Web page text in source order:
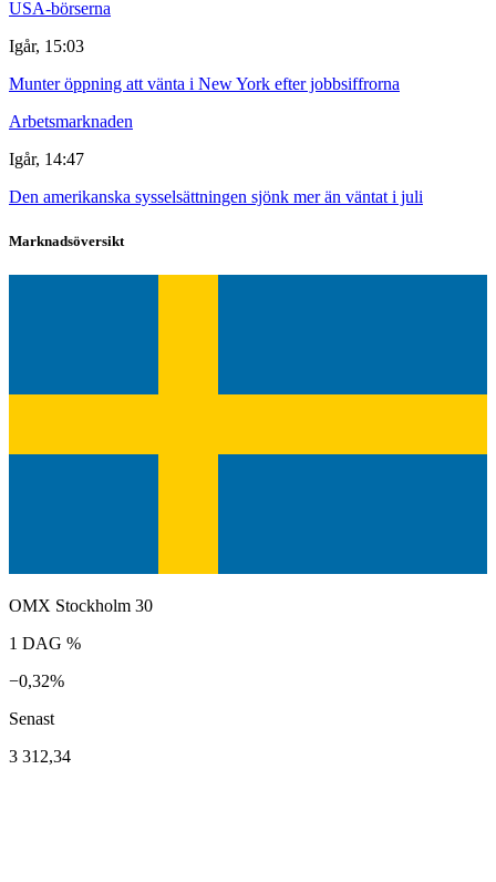
USA-börserna
Igår, 15:03
Munter öppning att vänta i New York efter jobbsiffrorna
Arbetsmarknaden
Igår, 14:47
Den amerikanska sysselsättningen sjönk mer än väntat i juli
Marknadsöversikt
OMX Stockholm 30
1 DAG %
−0,32%
Senast
3 312,34